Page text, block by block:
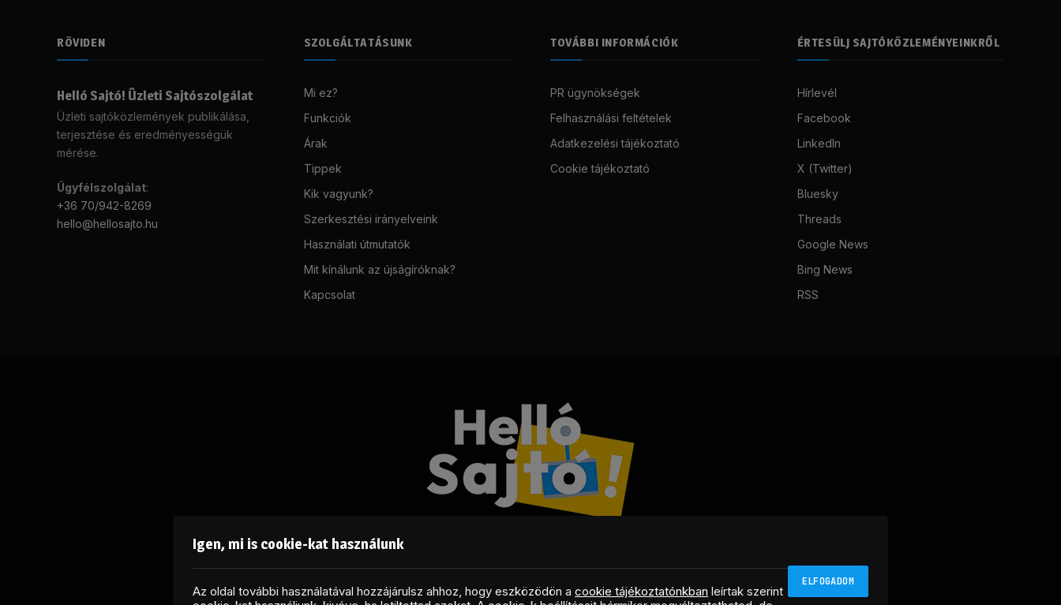
RÖVIDEN
Helló Sajtó! Üzleti Sajtószolgálat
Üzleti sajtóközlemények publikálása,
terjesztése és eredményességük
mérése.
Ügyfélszolgálat:
+36 70/942-8269
hello@hellosajto.hu
SZOLGÁLTATÁSUNK
Mi ez?
Funkciók
Árak
Tippek
Kik vagyunk?
Szerkesztési irányelveink
Használati útmutatók
Mit kínálunk az újságíróknak?
Kapcsolat
TOVÁBBI INFORMÁCIÓK
PR ügynökségek
Felhasználási feltételek
Adatkezelési tájékoztató
Cookie tájékoztató
ÉRTESÜLJ SAJTÓKÖZLEMÉNYEINKRŐL
Hírlevél
Facebook
LinkedIn
X (Twitter)
Bluesky
Threads
Google News
Bing News
RSS
FacebookLinkedInX
RSS
Igen, mi is cookie-kat használunk
Az oldal további használatával hozzájárulsz ahhoz, hogy eszközödön acookie tájékoztatónkban leírtak szerint
ELFOGADOM